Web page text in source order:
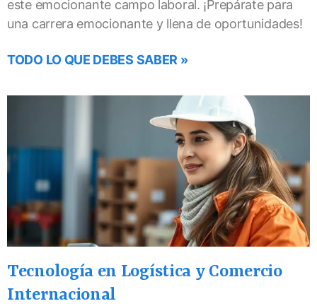
este emocionante campo laboral. ¡Prepárate para
una carrera emocionante y llena de oportunidades!
TODO LO QUE DEBES SABER »
Tecnología en Logística y Comercio
Internacional